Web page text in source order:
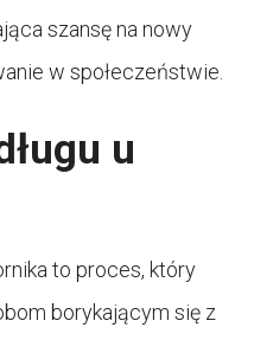
szansę na nowy
w społeczeństwie.
u
to proces, który
borykającym się z